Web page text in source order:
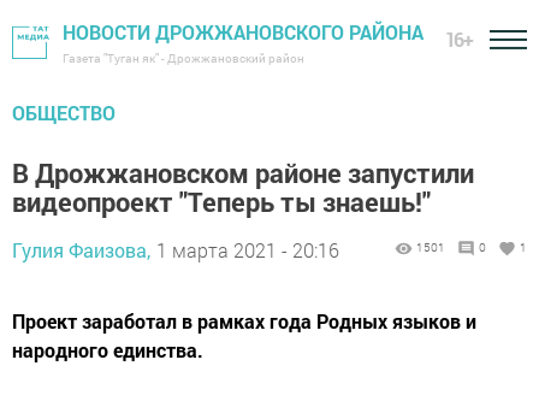
НОВОСТИ ДРОЖЖАНОВСКОГО РАЙОНА
Газета "Туган як" - Дрожжановский район
16+
ОБЩЕСТВО
В Дрожжановском районе запустили
видеопроект "Теперь ты знаешь!"
Гулия Фаизова, 1 марта 2021 - 20:16 1501 0 1
Проект заработал в рамках года Родных языков и
народного единства.